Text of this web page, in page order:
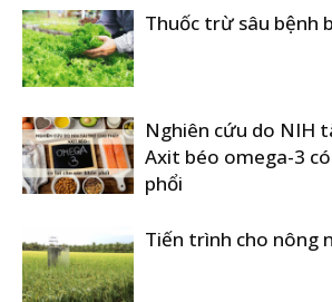
Thuốc trừ sâu bệnh
Nghiên cứu do NIH
Axit béo omega-3
phổi
Tiến trình cho nông